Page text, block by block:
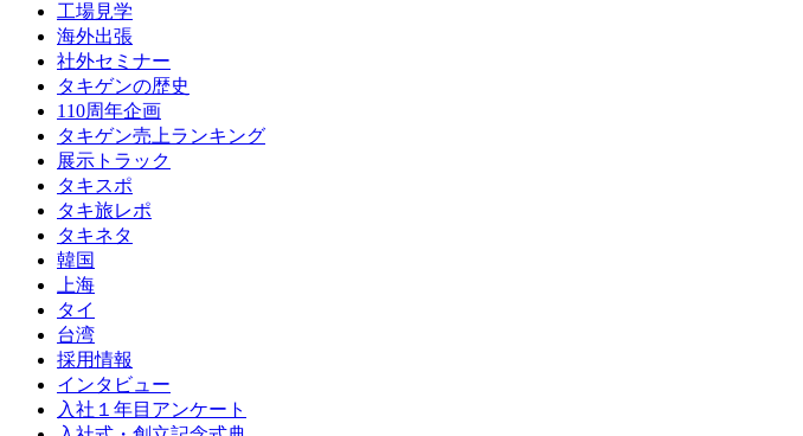
工場見学
海外出張
社外セミナー
タキゲンの歴史
110周年企画
タキゲン売上ランキング
展示トラック
タキスポ
タキ旅レポ
タキネタ
韓国
上海
タイ
台湾
採用情報
インタビュー
入社１年目アンケート